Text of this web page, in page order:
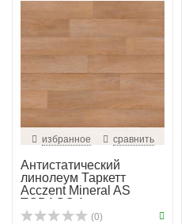
избранное сравнить
Антистатический
линолеум Таркетт
Acczent Mineral AS
TOBAGO 1
(0)